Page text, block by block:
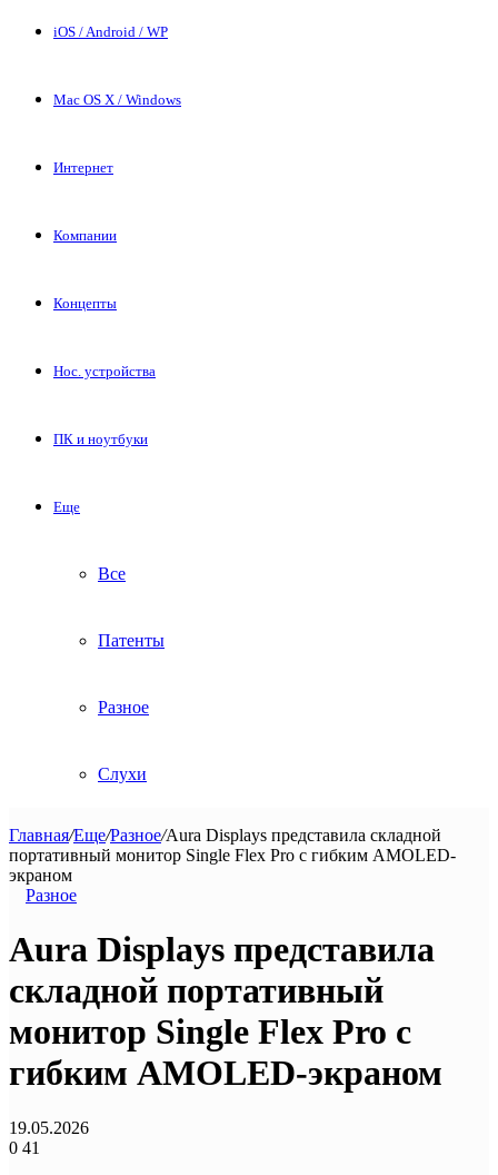
iOS / Android / WP
Mac OS X / Windows
Интернет
Компании
Концепты
Нос. устройства
ПК и ноутбуки
Еще
Все
Патенты
Разное
Слухи
Главная/Еще/Разное/Aura Displays представила складной
портативный монитор Single Flex Pro с гибким AMOLED-
экраном
Разное
Aura Displays представила
складной портативный
монитор Single Flex Pro с
гибким AMOLED-экраном
19.05.2026
0 41